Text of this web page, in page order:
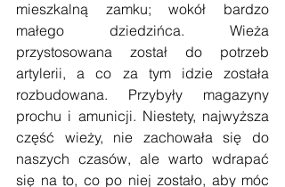
mieszkalną zamku; wokół bardzo
małego dziedzińca. Wieża
przystosowana został do potrzeb
artylerii, a co za tym idzie została
rozbudowana. Przybyły magazyny
prochu i amunicji. Niestety, najwyższa
część wieży, nie zachowała się do
naszych czasów, ale warto wdrapać
się na to, co po niej zostało, aby móc